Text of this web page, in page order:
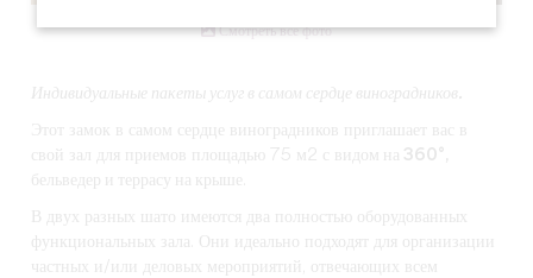
Смотреть все фото
Индивидуальные пакеты услуг в самом сердце виноградников.
Этот замок в самом сердце виноградников приглашает вас в
свой зал для приемов площадью 75 м2 с видом на 360°,
бельведер и террасу на крыше
В двух разных шато имеются два полностью оборудованных
функциональных зала. Они идеально подходят для организации
частных и/или деловых мероприятий, отвечающих всем